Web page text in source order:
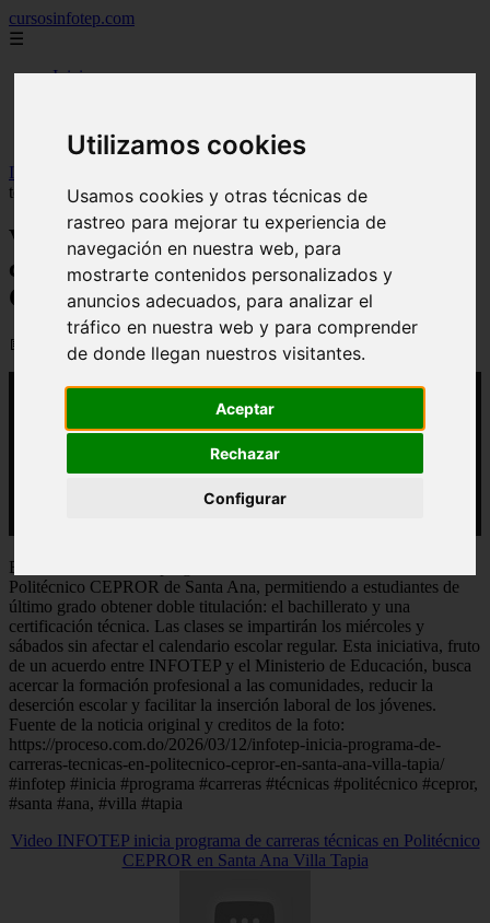
Utilizamos cookies
Usamos cookies y otras técnicas de
rastreo para mejorar tu experiencia de
navegación en nuestra web, para
mostrarte contenidos personalizados y
anuncios adecuados, para analizar el
tráfico en nuestra web y para comprender
de donde llegan nuestros visitantes.
Aceptar
Rechazar
Configurar
cursosinfotep.com
☰
Inicio
universidades de republica dominicana
Inicio
técnicas en Politécnico CEPROR en Santa Ana Villa Tapia
Video INFOTEP inicia programa de
carreras técnicas en Politécnico
CEPROR en Santa Ana Villa Tapia
📅 15/03/2026
El INFOTEP iniciará programas de carreras técnicas en el
Politécnico CEPROR de Santa Ana, permitiendo a estudiantes de
último grado obtener doble titulación: el bachillerato y una
certificación técnica. Las clases se impartirán los miércoles y
sábados sin afectar el calendario escolar regular. Esta iniciativa, fruto
de un acuerdo entre INFOTEP y el Ministerio de Educación, busca
acercar la formación profesional a las comunidades, reducir la
deserción escolar y facilitar la inserción laboral de los jóvenes.
Fuente de la noticia original y creditos de la foto:
https://proceso.com.do/2026/03/12/infotep-inicia-programa-de-
carreras-tecnicas-en-politecnico-cepror-en-santa-ana-villa-tapia/
#infotep #inicia #programa #carreras #técnicas #politécnico #cepror,
#santa #ana, #villa #tapia
Video INFOTEP inicia programa de carreras técnicas en Politécnico
CEPROR en Santa Ana Villa Tapia